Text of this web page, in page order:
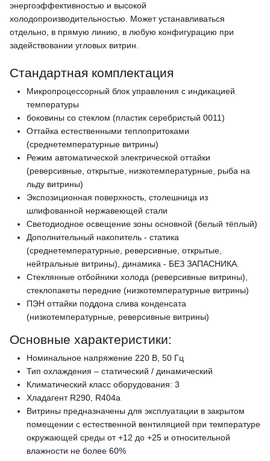
энергоэффективностью и высокой
холодопроизводительностью. Может устанавливаться
отдельно, в прямую линию, в любую конфигурацию при
задействовании угловых витрин.
Стандартная комплектация
Микропроцессорный блок управления с индикацией
температуры
боковины со стеклом (пластик серебристый 0011)
Оттайка естественными теплопритоками
(среднетемпературные витрины)
Режим автоматической электрической оттайки
(реверсивные, открытые, низкотемпературные, рыба на
льду витрины)
Экспозиционная поверхность, столешница из
шлифованной нержавеющей стали
Светодиодное освещение зоны основной (белый тёплый)
Дополнительный накопитель - статика
(среднетемпературные, реверсивные, открытые,
нейтральные витрины), динамика - БЕЗ ЗАПАСНИКА.
Стеклянные отбойники холода (реверсивные витрины),
стеклопакеты передние (низкотемпературные витрины)
ПЭН оттайки поддона слива конденсата
(низкотемпературные, реверсивные витрины)
Основные характеристики:
Номинальное напряжение 220 В, 50 Гц
Тип охлаждения – статический / динамический
Климатический класс оборудования: 3
Хладагент R290, R404a
Витрины предназначены для эксплуатации в закрытом
помещении с естественной вентиляцией при температуре
окружающей среды от +12 до +25 и относительной
влажности не более 60%